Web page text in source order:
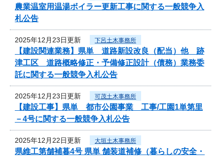
農業温室用温湯ボイラー更新工事に関する一般競争入
札公告
2025年12月23日更新 下呂土木事務所
【建設関連業務】県単 道路新設改良（配当）他 跡
津工区 道路概略修正・予備修正設計（債務）業務委
託に関する一般競争入札公告
2025年12月23日更新 可茂土木事務所
【建設工事】県単 都市公園事業 工事/工園1単第里
－4号に関する一般競争入札公告
2025年12月22日更新 大垣土木事務所
県維工第舗補暮4号 県単 舗装道補修（暮らしの安全・